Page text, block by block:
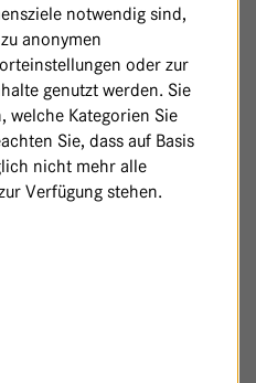
notwendig sind,
anonymen
oder zur
genutzt werden. Sie
welche Kategorien Sie
Sie, dass auf Basis
nicht mehr alle
Verfügung stehen.